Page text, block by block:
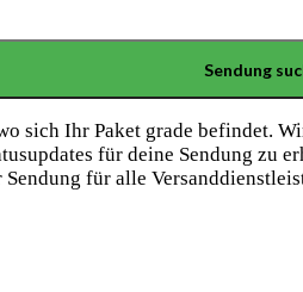
sich Ihr Paket grade befindet.
für deine Sendung
für alle